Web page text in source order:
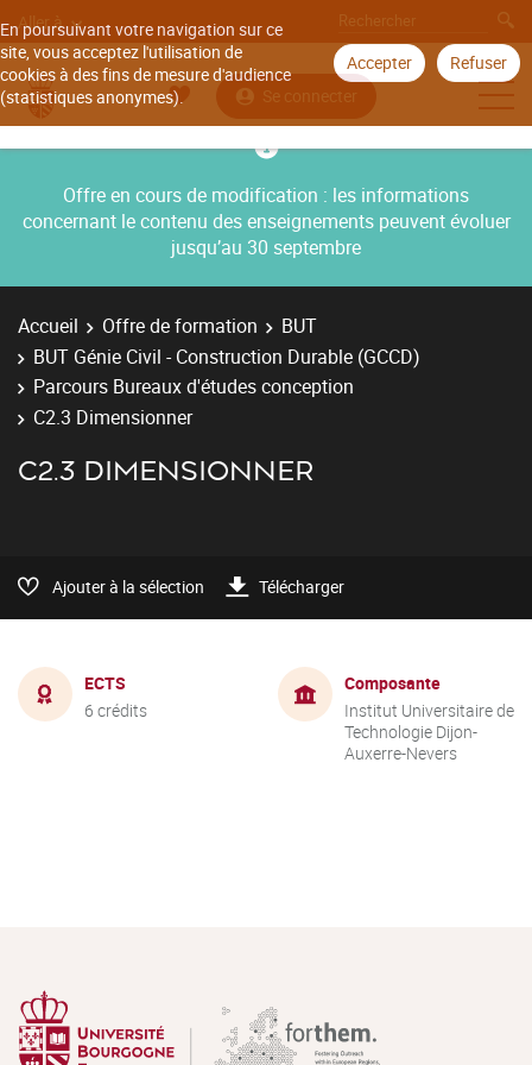
En poursuivant votre navigation sur ce
site, vous acceptez l'utilisation de
cookies à des fins de mesure d'audience
(statistiques anonymes).
Accepter Refuser
Aller à
Se connecter
Offre en cours de modification : les informations
concernant le contenu des enseignements peuvent évoluer
jusqu’au 30 septembre
Accueil Offre de formation
BUT
BUT Génie Civil - Construction Durable (GCCD)
Parcours Bureaux d'études conception
C2.3 Dimensionner
C2.3 DIMENSIONNER
Ajouter à la sélection Télécharger
ECTS
6 crédits
Composante
Institut Universitaire de
Technologie Dijon-
Auxerre-Nevers